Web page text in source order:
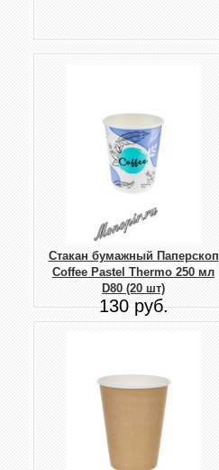
Стакан бумажный Паперскоп
Coffee Pastel Thermo 250 мл
D80 (20 шт)
130 руб.